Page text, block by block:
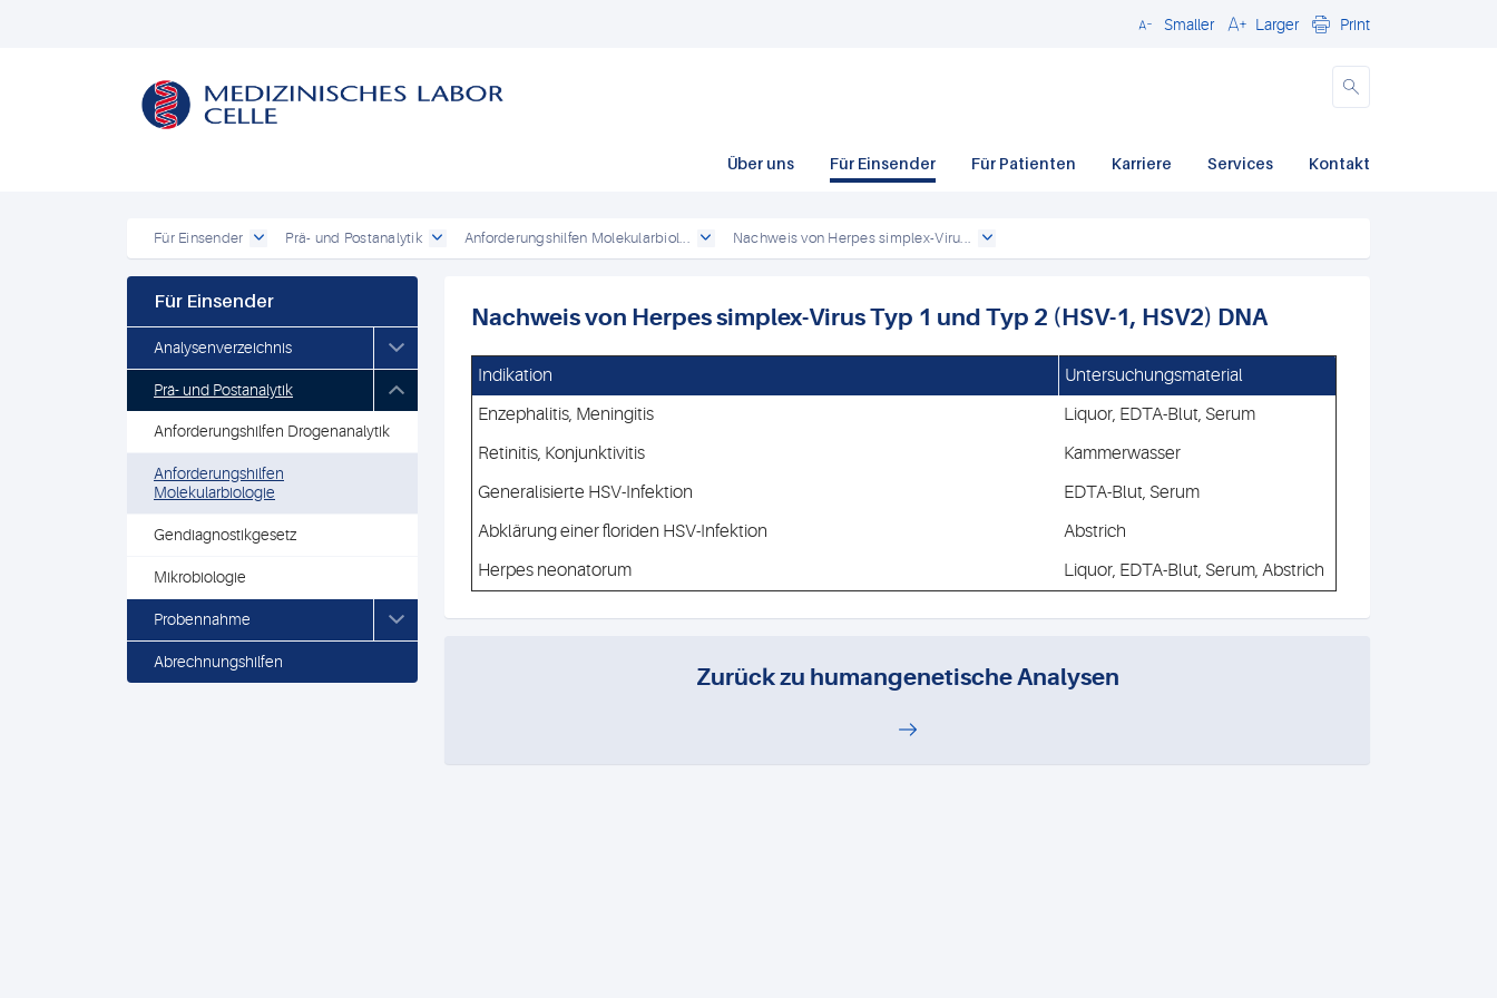
CloseSmaller Larger Print
Über uns Für Einsender Für Patienten Karriere Services Kontakt
Für Einsender Prä- und Postanalytik Anforderungshilfen Molekularbiol... Nachweis von Herpes simplex-Viru...
Für Einsender
Analysenverzeichnis
Prä- und Postanalytik
Anforderungshilfen Drogenanalytik
Anforderungshilfen
Molekularbiologie
Gendiagnostikgesetz
Mikrobiologie
Probennahme
Abrechnungshilfen
Nachweis von Herpes simplex-Virus Typ 1 und Typ 2 (HSV-1, HSV2) DNA
Indikation
Untersuchungsmaterial
Enzephalitis, Meningitis
Liquor, EDTA-Blut, Serum
Retinitis, Konjunktivitis
Kammerwasser
Generalisierte HSV-Infektion
EDTA-Blut, Serum
Abklärung einer floriden HSV-Infektion
Abstrich
Herpes neonatorum
Liquor, EDTA-Blut, Serum, Abstrich
Zurück zu humangenetische Analysen